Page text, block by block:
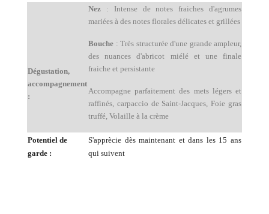
Dégustation,
accompagnement
:
Nez : Intense de notes fraiches d'agrumes
mariées à des notes florales délicates et grillées
Bouche : Très structurée d'une grande ampleur,
des nuances d'abricot miélé et une finale
fraiche et persistante
Accompagne parfaitement des mets légers et
raffinés, carpaccio de Saint-Jacques, Foie gras
truffé, Volaille à la crème
Potentiel de
garde :
S'apprècie dès maintenant et dans les 15 ans
qui suivent